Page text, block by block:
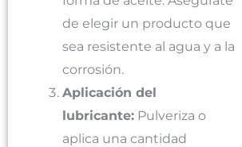
de elegir un producto que
sea resistente al agua y a la
corrosión.
Aplicación del
lubricante: Pulveriza o
aplica una cantidad